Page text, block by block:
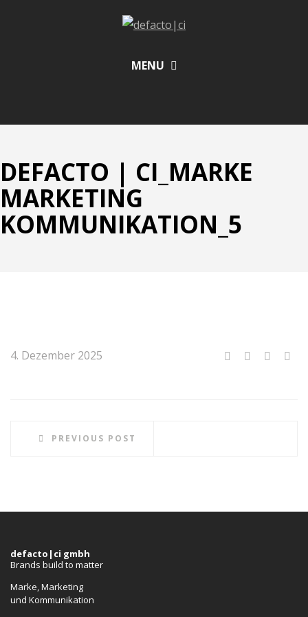
MENU
DEFACTO | CI_MARKE
MARKETING
KOMMUNIKATION_5
4. Dezember 2025
PREVIOUS POST
defacto|ci gmbh
Brands build to matter
Marke, Marketing
und Kommunikation